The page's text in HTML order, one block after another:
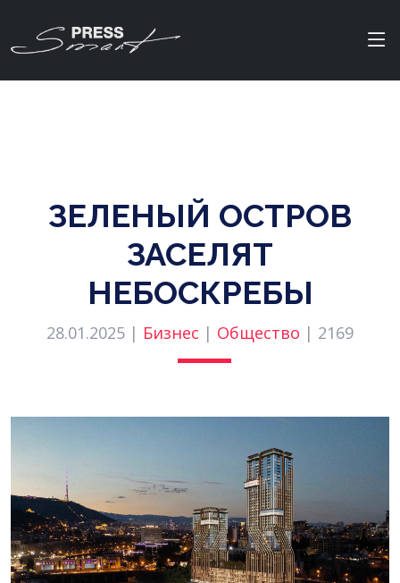
ЗЕЛЕНЫЙ ОСТРОВ
ЗАСЕЛЯТ
НЕБОСКРЕБЫ
28.01.2025 | Бизнес | Общество | 2169